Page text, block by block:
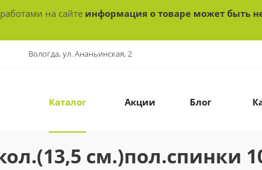
на сайте информация о товаре может быть
Вологда, ул. Ананьинская, 2
Каталог Акции Блог
см.)пол.спинки